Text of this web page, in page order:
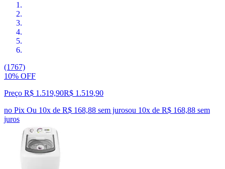
(1767)
10% OFF
Preço R$ 1.519,90R$ 1.519,90
no Pix Ou 10x de R$ 168,88 sem jurosou 10x de R$ 168,88 sem
juros